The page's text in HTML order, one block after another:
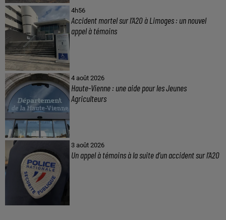
4h56
Accident mortel sur l’A20 à Limoges : un nouvel
appel à témoins
4 août 2026
Haute-Vienne : une aide pour les Jeunes
Agriculteurs
3 août 2026
Un appel à témoins à la suite d’un accident sur l’A20